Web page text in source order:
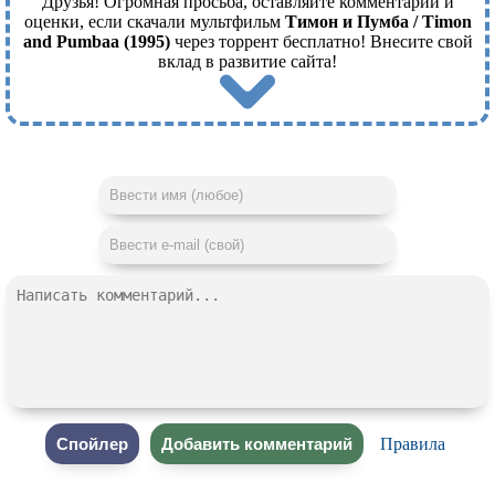
оценки, если скачали мультфильм Тимон и Пумба / Timon
and Pumbaa (1995)через торрент бесплатно! Внесите свой
вклад в развитие сайта!
Правила